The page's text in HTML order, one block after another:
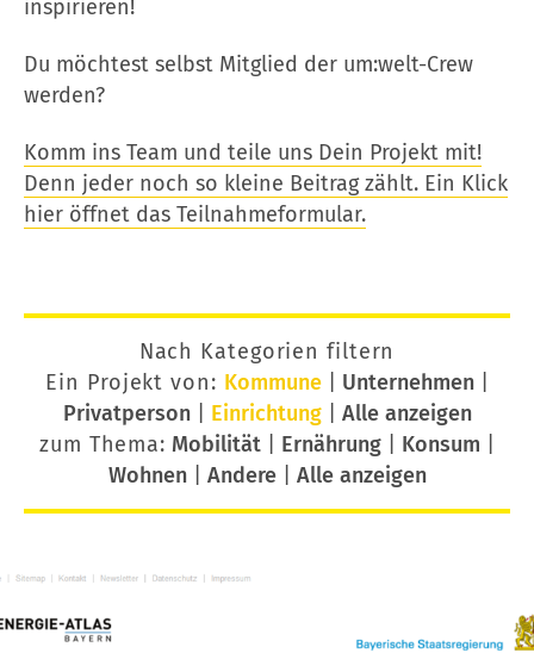
inspirieren!
Du möchtest selbst Mitglied der um:welt-Crew
werden?
Komm ins Team und teile uns Dein Projekt mit!
Denn jeder noch so kleine Beitrag zählt. Ein Klick
hier öffnet das Teilnahmeformular.
Nach Kategorien filtern
Ein Projekt von: Kommune| Unternehmen|
Privatperson| Einrichtung| Alle anzeigen
zum Thema: Mobilität Ernährung Konsum
Wohnen| Andere| Alle anzeigen